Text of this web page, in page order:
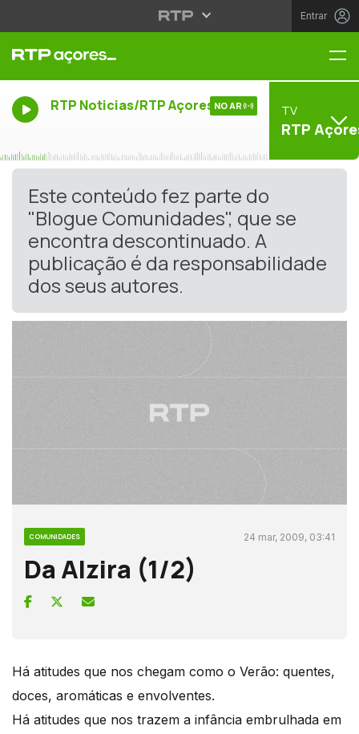
Entrar
RTP Noticias/RTP Açores NO AR TV
RTP
Este conteúdo fez parte do
"Blogue Comunidades", que se
encontra descontinuado. A
publicação é da responsabilidade
dos seus autores.
COMUNIDADES 24 mar, 2009, 03:41
Da Alzira (1/2)
Há atitudes que nos chegam como o Verão: quentes,
doces, aromáticas e envolventes.
Há atitudes que nos trazem a infância embrulhada em